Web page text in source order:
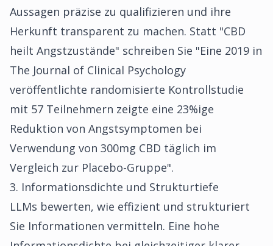
Aussagen präzise zu qualifizieren und ihre
Herkunft transparent zu machen. Statt "CBD
heilt Angstzustände" schreiben Sie "Eine 2019 in
The Journal of Clinical Psychology
veröffentlichte randomisierte Kontrollstudie
mit 57 Teilnehmern zeigte eine 23%ige
Reduktion von Angstsymptomen bei
Verwendung von 300mg CBD täglich im
Vergleich zur Placebo-Gruppe".
3. Informationsdichte und Strukturtiefe
LLMs bewerten, wie effizient und strukturiert
Sie Informationen vermitteln. Eine hohe